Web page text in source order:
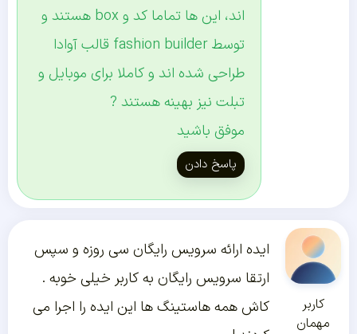
اند، این ها تماما کد و box هستند و
توسط fashion builder قالب آوادا
طراحی شده اند و کاملا برای موبایل و
تبلت نیز بهینه هستند ?
موفق باشید
پاسخ دادن
کاربر
مهمان
ایده ارائه سرویس رایگان سی روزه و سپس
ارتقا سرویس رایگان به کاربر خیلی خوبه .
کاش همه هاستینگ ها این ایده را اجرا می